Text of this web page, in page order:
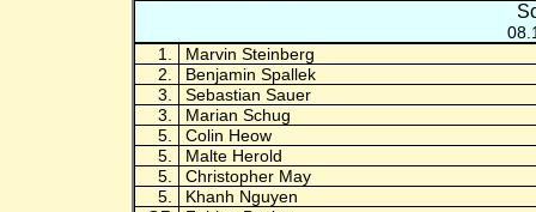
1.
Marvin Steinberg
2.
Benjamin Spallek
3.
Sebastian Sauer
3.
Marian Schug
5.
Colin Heow
5.
Malte Herold
5.
Christopher May
5.
Khanh Nguyen